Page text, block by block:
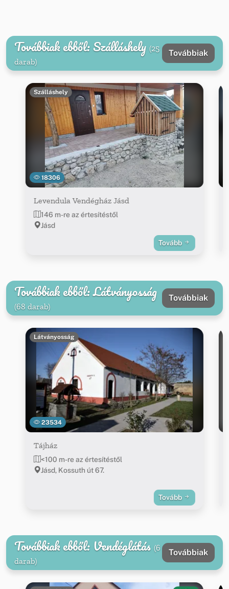
Továbbiak ebből: Szálláshely (25
darab)
Továbbiak
18306
Szálláshely
Levendula Vendégház Jásd
146 m-re az értesítéstől
Jásd
Tovább
Továbbiak ebből: Látványosság
(68 darab)
Továbbiak
23534
Látványosság
Tájház
<100 m-re az értesítéstől
Jásd, Kossuth út 67.
Tovább
Továbbiak ebből: Vendéglátás (6
darab)
Továbbiak